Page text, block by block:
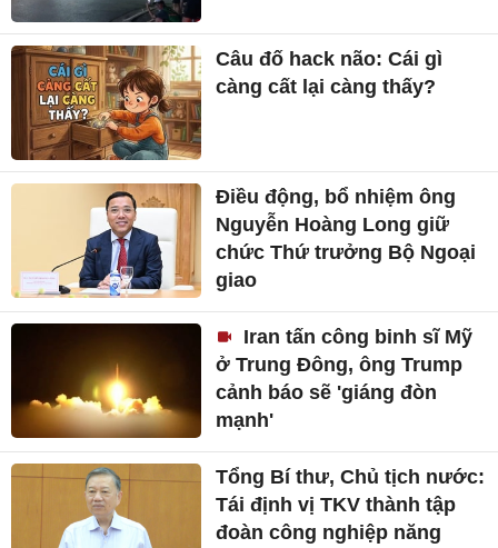
Câu đố hack não: Cái gì
càng cất lại càng thấy?
Điều động, bổ nhiệm ông
Nguyễn Hoàng Long giữ
chức Thứ trưởng Bộ Ngoại
giao
Iran tấn công binh sĩ Mỹ
ở Trung Đông, ông Trump
cảnh báo sẽ 'giáng đòn
mạnh'
Tổng Bí thư, Chủ tịch nước:
Tái định vị TKV thành tập
đoàn công nghiệp năng